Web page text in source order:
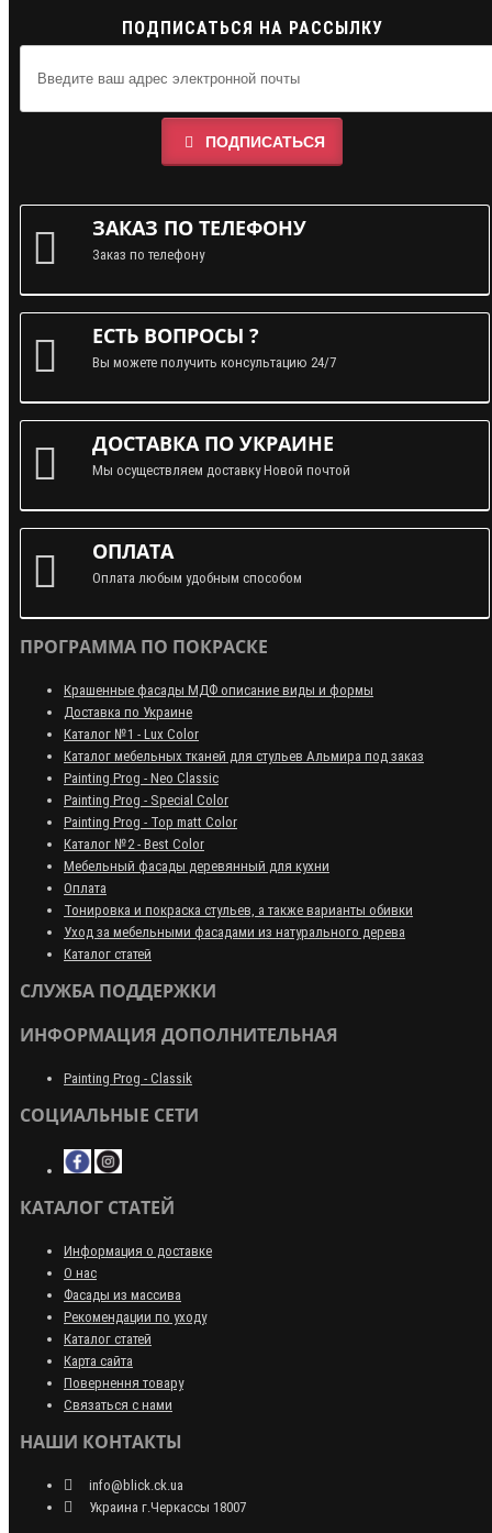
ПОДПИСАТЬСЯ НА РАССЫЛКУ
ПОДПИСАТЬСЯ
ЗАКАЗ ПО ТЕЛЕФОНУ
Заказ по телефону
ЕСТЬ ВОПРОСЫ ?
Вы можете получить консультацию 24/7
ДОСТАВКА ПО УКРАИНЕ
Мы осуществляем доставку Новой почтой
ОПЛАТА
Оплата любым удобным способом
ПРОГРАММА ПО ПОКРАСКЕ
Крашенные фасады МДФ описание виды и формы
Доставка по Украине
Каталог №1 - Lux Color
Каталог мебельных тканей для стульев Альмира под заказ
Painting Prog - Neo Classiс
Painting Prog - Special Color
Painting Prog - Top matt Color
Каталог №2 - Best Color
Мебельный фасады деревянный для кухни
Оплата
Тонировка и покраска стульев, а также варианты обивки
Уход за мебельными фасадами из натурального дерева
Каталог статей
СЛУЖБА ПОДДЕРЖКИ
ИНФОРМАЦИЯ ДОПОЛНИТЕЛЬНАЯ
Painting Prog - Classik
СОЦИАЛЬНЫЕ СЕТИ
КАТАЛОГ СТАТЕЙ
Информация о доставке
О нас
Фасады из массива
Рекомендации по уходу
Каталог статей
Карта сайта
Повернення товару
Связаться с нами
НАШИ КОНТАКТЫ
info@blick.ck.ua
Украина г.Черкассы 18007